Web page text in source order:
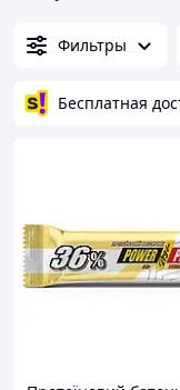
Фильтры
Бесплатная